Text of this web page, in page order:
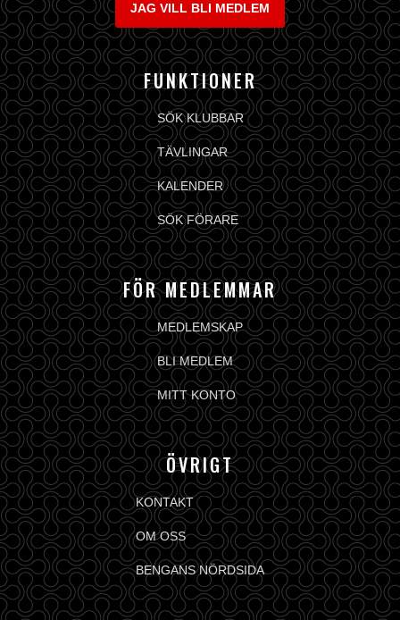
JAG VILL BLI MEDLEM
FUNKTIONER
SÖK KLUBBAR
TÄVLINGAR
KALENDER
SÖK FÖRARE
FÖR MEDLEMMAR
MEDLEMSKAP
BLI MEDLEM
MITT KONTO
ÖVRIGT
KONTAKT
OM OSS
BENGANS NÖRDSIDA